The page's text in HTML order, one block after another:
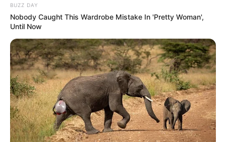
BUZZ DAY
Nobody Caught This Wardrobe Mistake In 'Pretty Woman',
Until Now